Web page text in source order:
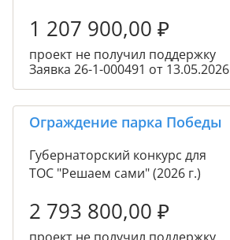
1 207 900,00 ₽
проект не получил поддержку
Заявка 26-1-000491 от 13.05.2026
Ограждение парка Победы
Губернаторский конкурс для
ТОС "Решаем сами" (2026 г.)
2 793 800,00 ₽